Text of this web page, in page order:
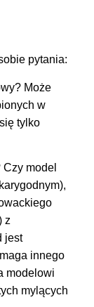
pytania:
Może
w
tylko
Czy model
z
jest
innego
modelowi
mylących